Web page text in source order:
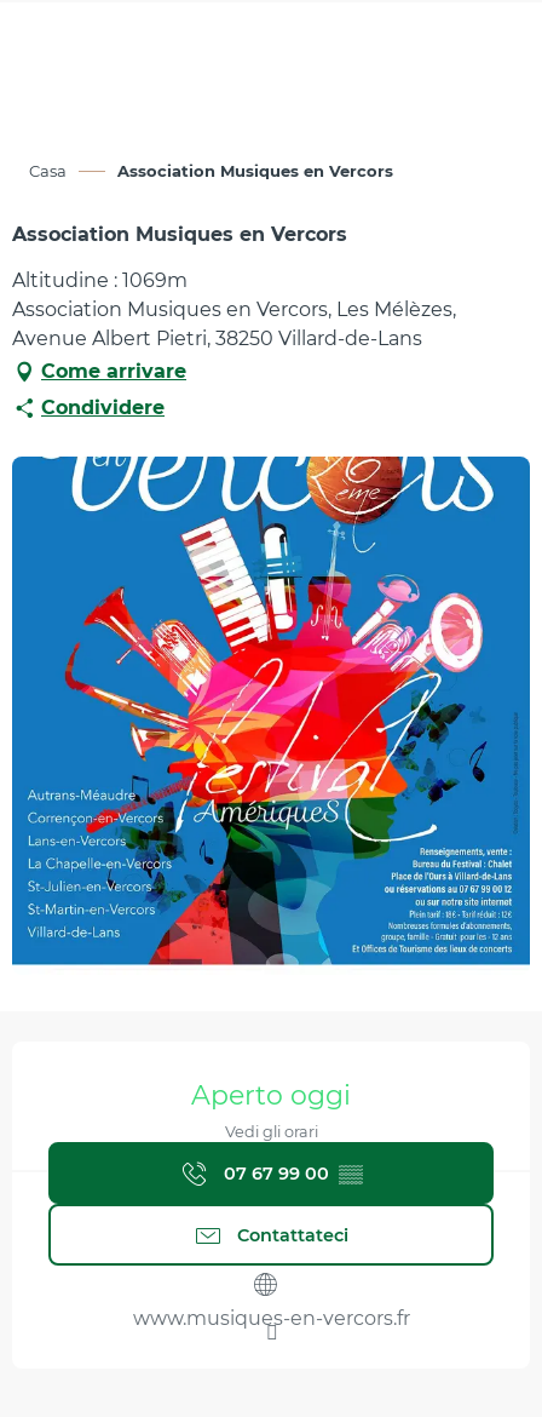
Casa Association Musiques en Vercors
Association Musiques en Vercors
Altitudine : 1069m
Association Musiques en Vercors, Les Mélèzes,
Avenue Albert Pietri, 38250 Villard-de-Lans
Come arrivare
Condividere
Orari e contattiAperto oggi
Vedi gli orari
07 67 99 00 ▒▒
Contattateci
www.musiques-en-vercors.fr